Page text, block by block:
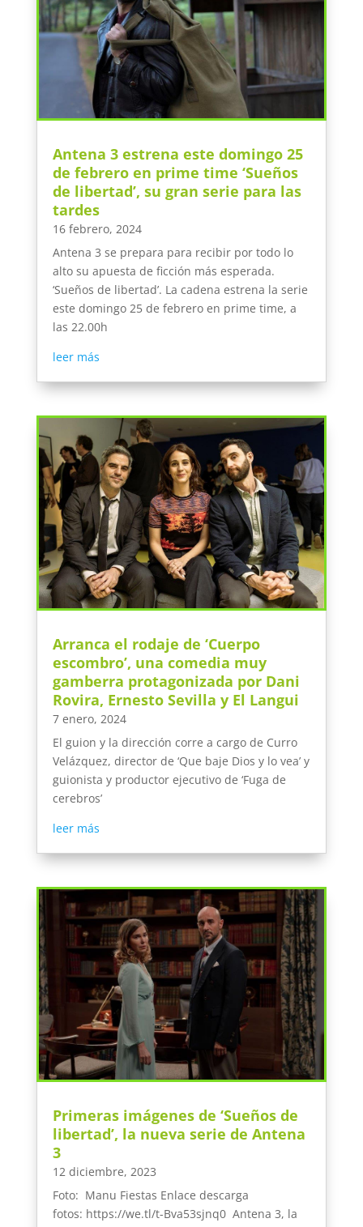
Antena 3 estrena este domingo 25
de febrero en prime time ‘Sueños
de libertad’, su gran serie para las
tardes
16 febrero, 2024
Antena 3 se prepara para recibir por todo lo
alto su apuesta de ficción más esperada.
‘Sueños de libertad’. La cadena estrena la serie
este domingo 25 de febrero en prime time, a
las 22.00h
leer más
Arranca el rodaje de ‘Cuerpo
escombro’, una comedia muy
gamberra protagonizada por Dani
Rovira, Ernesto Sevilla y El Langui
7 enero, 2024
El guion y la dirección corre a cargo de Curro
Velázquez, director de ‘Que baje Dios y lo vea’ y
guionista y productor ejecutivo de ‘Fuga de
cerebros’
leer más
Primeras imágenes de ‘Sueños de
libertad’, la nueva serie de Antena
3
12 diciembre, 2023
Foto: Manu Fiestas Enlace descarga
fotos: https://we.tl/t-Bva53sjnq0 Antena 3, la